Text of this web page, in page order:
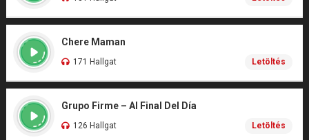
Chere Maman
171 Hallgat Letöltés
Grupo Firme – Al Final Del Día
126 Hallgat Letöltés